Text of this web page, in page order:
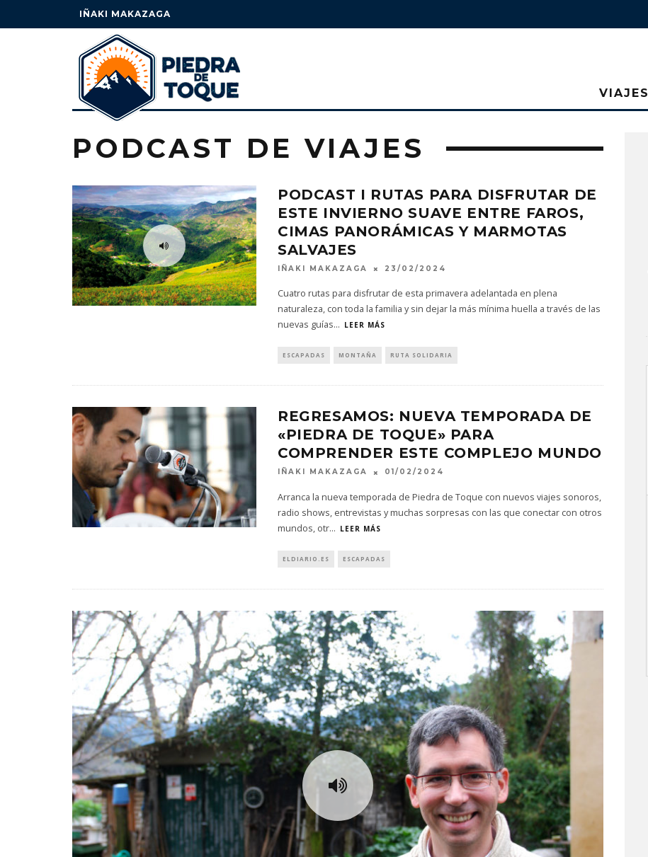
IÑAKI MAKAZAGA
VIAJES
PODCAST DE VIAJES
PODCAST I RUTAS PARA DISFRUTAR DE
ESTE INVIERNO SUAVE ENTRE FAROS,
CIMAS PANORÁMICAS Y MARMOTAS
SALVAJES
IÑAKI MAKAZAGA 23/02/2024
Cuatro rutas para disfrutar de esta primavera adelantada en plena
naturaleza, con toda la familia y sin dejar la más mínima huella a través de las
nuevas guías... LEER MÁS
ESCAPADAS MONTAÑA RUTA SOLIDARIA
REGRESAMOS: NUEVA TEMPORADA DE
«PIEDRA DE TOQUE» PARA
COMPRENDER ESTE COMPLEJO MUNDO
IÑAKI MAKAZAGA 01/02/2024
Arranca la nueva temporada de Piedra de Toque con nuevos viajes sonoros,
radio shows, entrevistas y muchas sorpresas con las que conectar con otros
mundos, otr... LEER MÁS
ELDIARIO.ES ESCAPADAS